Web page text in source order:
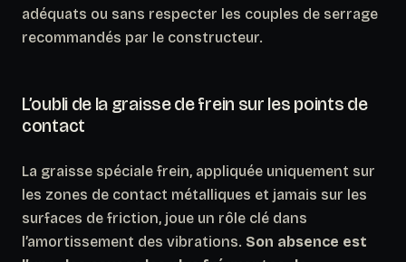
adéquats ou sans respecter les couples de serrage
recommandés par le constructeur.
L’oubli de la graisse de frein sur les points de
contact
La graisse spéciale frein, appliquée uniquement sur
les zones de contact métalliques et jamais sur les
surfaces de friction, joue un rôle clé dans
l’amortissement des vibrations. Son absence est